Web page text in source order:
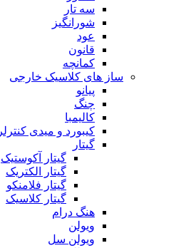
سه تار
شورانگیز
عود
قانون
کمانچه
ساز های کلاسیک خارجی
پیانو
چنگ
کالیمبا
کیبورد و میدی کنترلر
گیتار
گیتار آکوستیک
گیتار الکتریک
گیتار فلامنکو
گیتار کلاسیک
هنگ درام
ویولن
ویولن سل